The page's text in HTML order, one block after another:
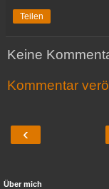
Teilen
Keine
Kommentar
‹
Über mich